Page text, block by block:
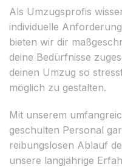
Als Umzugsprofis
individuelle
bieten wir dir
deine Bedürfnisse
deinen Umzug so
möglich zu gestalten.
Mit unserem
geschulten Personal
reibungslosen Ablauf
unsere langjährige